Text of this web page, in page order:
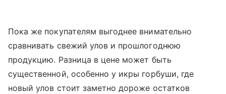
Пока же покупателям выгоднее внимательно
сравнивать свежий улов и прошлогоднюю
продукцию. Разница в цене может быть
существенной, особенно у икры горбуши, где
новый улов стоит заметно дороже остатков